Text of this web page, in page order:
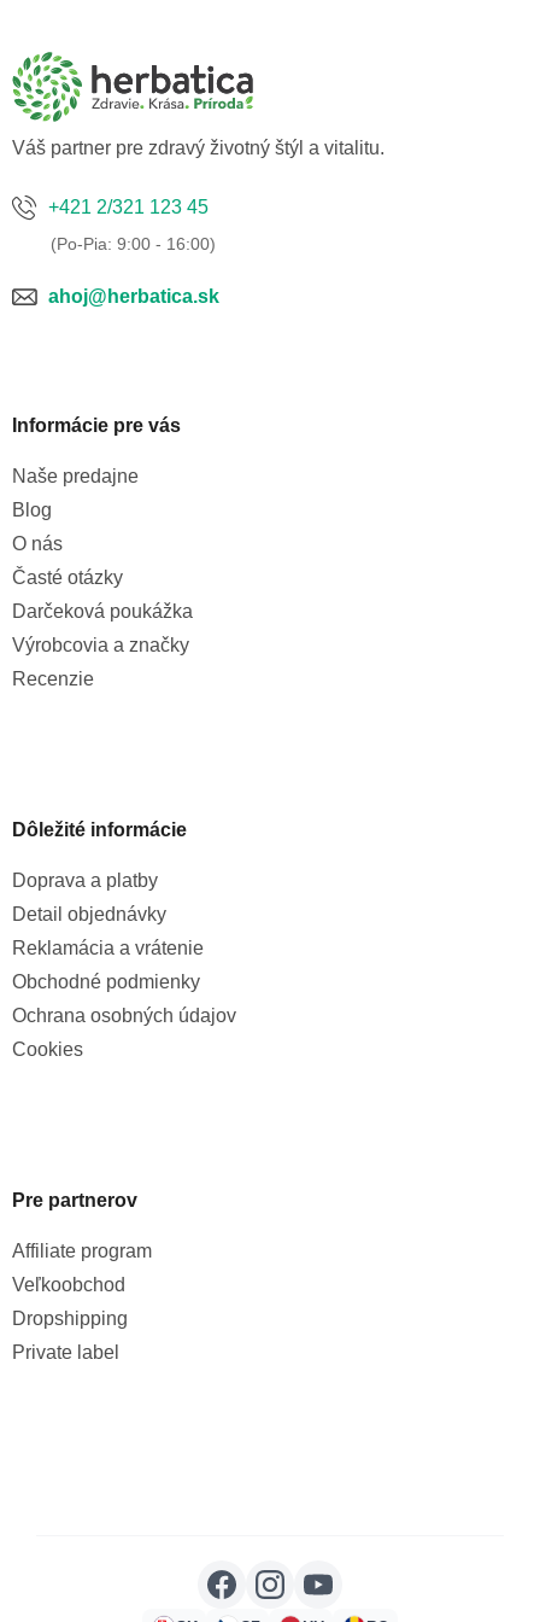
Váš partner pre zdravý životný štýl a vitalitu.
+421 2/321 123 45
ahoj@herbatica.sk
Informácie pre vás
Naše predajne
Blog
O nás
Časté otázky
Darčeková poukážka
Výrobcovia a značky
Recenzie
Dôležité informácie
Doprava a platby
Detail objednávky
Reklamácia a vrátenie
Obchodné podmienky
Ochrana osobných údajov
Cookies
Pre partnerov
Affiliate program
Veľkoobchod
Dropshipping
Private label